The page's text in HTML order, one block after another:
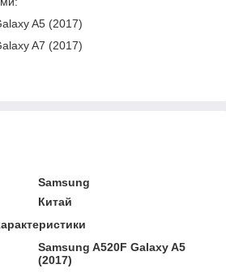
A5 (2017)
A7 (2017)
Samsung
Китай
Samsung A520F Galaxy A5
(2017)